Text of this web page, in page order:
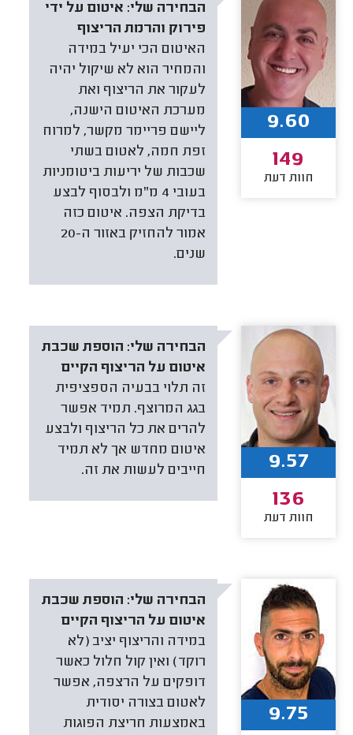
הבחירה שלי: איטום על ידי
פירוק והרמת הריצוף
האיטום הכי יעיל במידה
והמחיר הוא לא שיקול יהיה
לעקור את הריצוף ואת
מערכת האיטום הישנה,
ליישם פריימר מקשר, למרוח
זפת חמה, לאטום בשתי
שכבות של יריעות ביטומניות
בעובי 4 מ"מ ולבסוף לבצע
בדיקת הצפה. איטום כזה
אמור להחזיק באזור ה-20
שנים.
9.60
149
חוות דעת
הבחירה שלי: הוספת שכבת
איטום על הריצוף הקיים
זה תלוי בבעיה הספציפית
בגג המרוצף. תמיד אפשר
להרים את כל הריצוף ולבצע
איטום מחדש אך לא תמיד
חייבים לעשות את זה.
9.57
136
חוות דעת
הבחירה שלי: הוספת שכבת
איטום על הריצוף הקיים
במידה והריצוף יציב (לא
רוקד) ואין קול חלול כאשר
דופקים על הרצפה, אפשר
לאטום בצורה יסודית
באמצעות חריצת הפוגות
9.75